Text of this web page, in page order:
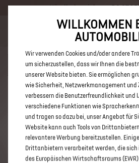
Händlerbereich von DS
Bis zu 6.000 € staatliche Förderprämie
Hybride. Mehr
ENTDECKEN SIE
DS 3 CROSSBACK
MIT DIESEL
STORE
WILLKOMMEN
Wir verwenden Cookies und/oder andere
um sicherzustellen, dass wir Ihnen die
unserer Website bieten. Sie ermöglichen
wie Sicherheit, Netzwerkmanagement und
verbessern die Benutzerfreundlichkeit und
verschiedene Funktionen wie
und tragen so dazu bei, unser Angebot für
Website kann auch Tools von
relevantere Werbung bereitzustellen.
Drittanbietern verarbeitet werden, die sich
des Europäischen Wirtschaftsraums